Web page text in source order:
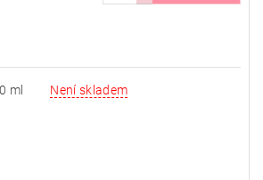
ml Není skladem